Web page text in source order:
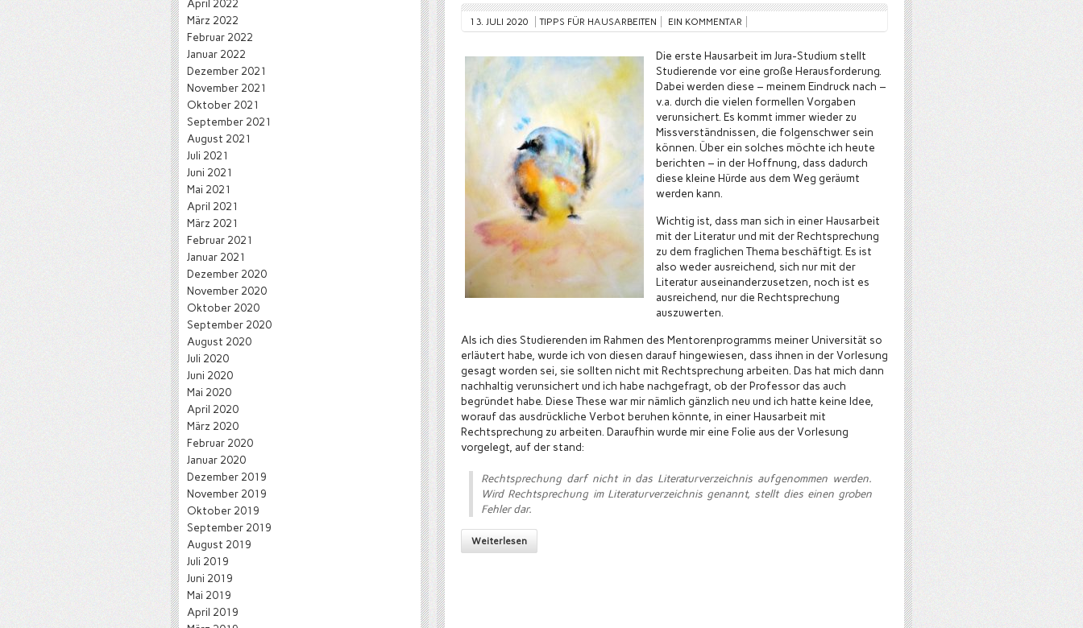
13. JULI 2020 TIPPS FÜR HAUSARBEITEN EIN KOMMENTAR
Die erste Hausarbeit im Jura-Studium stellt
Studierende vor eine große Herausforderung.
Dabei werden diese – meinem Eindruck nach –
v.a. durch die vielen formellen Vorgaben
verunsichert. Es kommt immer wieder zu
Missverständnissen, die folgenschwer sein
können. Über ein solches möchte ich heute
berichten – in der Hoffnung, dass dadurch
diese kleine Hürde aus dem Weg geräumt
werden kann.
Wichtig ist, dass man sich in einer Hausarbeit
mit der Literatur und mit der Rechtsprechung
zu dem fraglichen Thema beschäftigt. Es ist
also weder ausreichend, sich nur mit der
Literatur auseinanderzusetzen, noch ist es
ausreichend, nur die Rechtsprechung
auszuwerten.
Als ich dies Studierenden im Rahmen des Mentorenprogramms meiner Universität so
erläutert habe, wurde ich von diesen darauf hingewiesen, dass ihnen in der Vorlesung
gesagt worden sei, sie sollten nicht mit Rechtsprechung arbeiten. Das hat mich dann
nachhaltig verunsichert und ich habe nachgefragt, ob der Professor das auch
begründet habe. Diese These war mir nämlich gänzlich neu und ich hatte keine Idee,
worauf das ausdrückliche Verbot beruhen könnte, in einer Hausarbeit mit
Rechtsprechung zu arbeiten. Daraufhin wurde mir eine Folie aus der Vorlesung
vorgelegt, auf der stand:
Rechtsprechung darf nicht in das Literaturverzeichnis aufgenommen werden.
Wird Rechtsprechung im Literaturverzeichnis genannt, stellt dies einen groben
Fehler dar.
Weiterlesen
April 2022
März 2022
Februar 2022
Januar 2022
Dezember 2021
November 2021
Oktober 2021
September 2021
August 2021
Juli 2021
Juni 2021
Mai 2021
April 2021
März 2021
Februar 2021
Januar 2021
Dezember 2020
November 2020
Oktober 2020
September 2020
August 2020
Juli 2020
Juni 2020
Mai 2020
April 2020
März 2020
Februar 2020
Januar 2020
Dezember 2019
November 2019
Oktober 2019
September 2019
August 2019
Juli 2019
Juni 2019
Mai 2019
April 2019